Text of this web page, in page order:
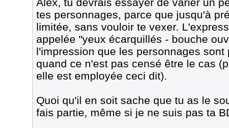
tes personnages, parce que jusqu'à
limitée, sans vouloir te vexer.
appelée "yeux écarquillés - bouche
l'impression que les personnages
quand ce n'est pas censé être le cas
elle est employée ceci dit).
Quoi qu'il en soit sache que tu as le
fais partie, même si je ne suis pas ta